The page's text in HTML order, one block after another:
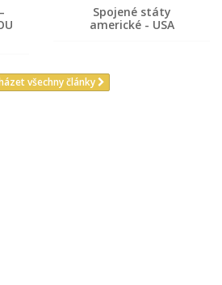
Spojené státy
americké - USA
všechny články